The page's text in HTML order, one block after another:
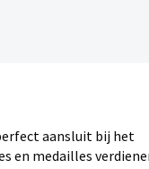
aansluit bij het
en medailles